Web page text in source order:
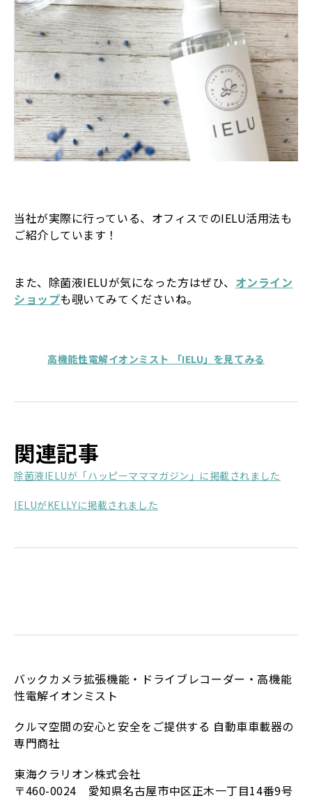
当社が実際に行っている、オフィスでのIELU活用法も
ご紹介しています！
また、除菌液IELUが気になった方はぜひ、 オンライン
ショップも覗いてみてくださいね。
高機能性電解イオンミスト 「IELU」を見てみる
関連記事
除菌液IELUが「ハッピーマママガジン」に掲載されました
IELUがKELLYに掲載されました
バ ック カメラ拡張機能・ドライブレコーダー・高機能
性電解イオンミスト
クルマ空間の安心と安全をご提供する 自動車車載器の
専門商社
東海クラリオン株式会社
〒460-0024 愛知県名古屋市中区正木一丁目14番9号